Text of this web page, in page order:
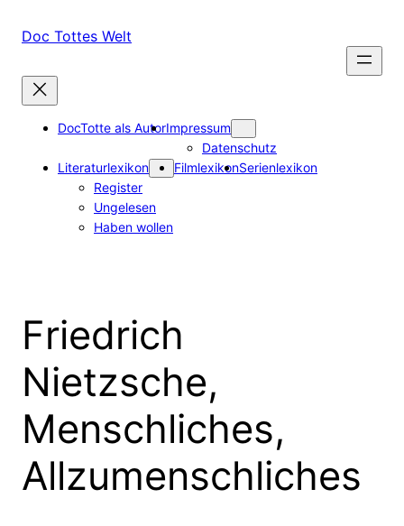
InhaltDoc Tottes Welt
DocTotte als AutorImpressum
Datenschutz
Literaturlexikon
Register
Ungelesen
Haben wollen
FilmlexikonSerienlexikon
Friedrich
Nietzsche,
Menschliches,
Allzumenschliches